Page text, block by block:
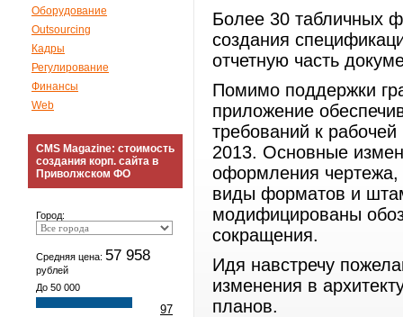
Оборудование
Outsourcing
Кадры
Регулирование
Финансы
Web
CMS Magazine: стоимость
создания корп. сайта в
Приволжском ФО
Город:
Средняя цена: 57 958
рублей
До 50 000
97
Более 30 табличных
создания
отчетную часть
Помимо поддержки
приложение
требований к
2013. Основные
оформления чертежа,
виды форматов и
модифицированы
сокращения.
Идя навстречу
изменения в
планов.